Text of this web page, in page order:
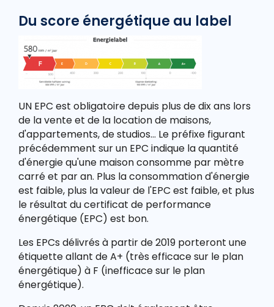
Du score énergétique au label
UN EPC est obligatoire depuis plus de dix ans lors
de la vente et de la location de maisons,
d'appartements, de studios... Le préfixe figurant
précédemment sur un EPC indique la quantité
d'énergie qu'une maison consomme par mètre
carré et par an. Plus la consommation d'énergie
est faible, plus la valeur de l'EPC est faible, et plus
le résultat du certificat de performance
énergétique (EPC) est bon.
Les EPCs délivrés à partir de 2019 porteront une
étiquette allant de A+ (très efficace sur le plan
énergétique) à F (inefficace sur le plan
énergétique).